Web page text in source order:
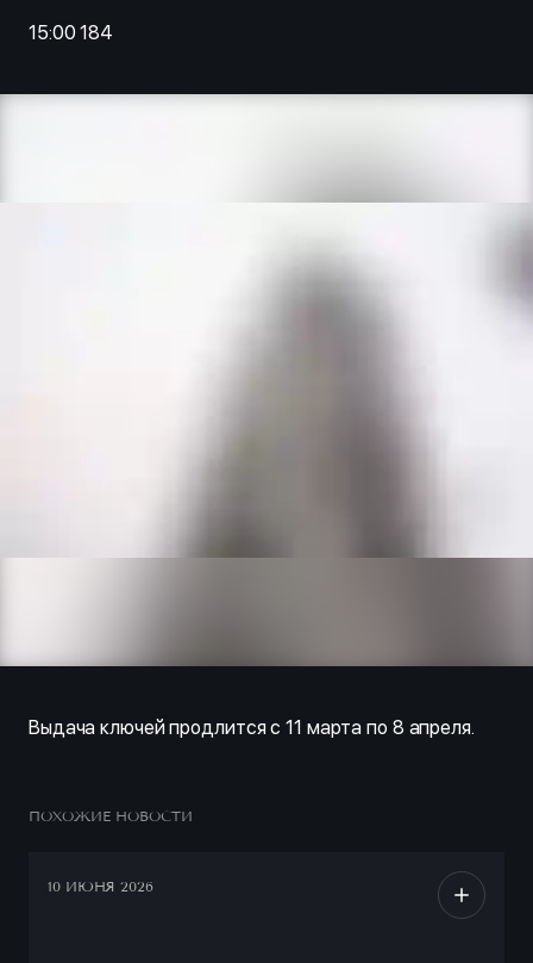
15:00 184
Выдача ключей продлится с 11 марта по 8 апреля.
ПОХОЖИЕ НОВОСТИ
10 ИЮНЯ 2026